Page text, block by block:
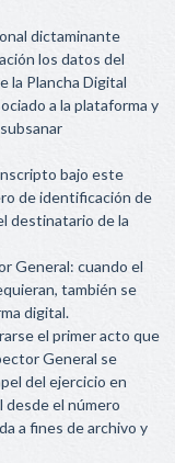
dictaminante
los datos del
la Plancha Digital
a la plataforma y
bajo este
de identificación de
destinatario de la
General: cuando el
también se
digital.
el primer acto que
General se
del ejercicio en
desde el número
a fines de archivo y